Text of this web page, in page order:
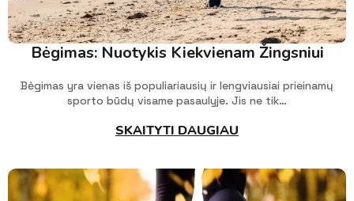
Bėgimas: Nuotykis Kiekvienam Žingsniui
Bėgimas yra vienas iš populiariausių ir lengviausiai prieinamų
sporto būdų visame pasaulyje. Jis ne tik…
SKAITYTI DAUGIAU